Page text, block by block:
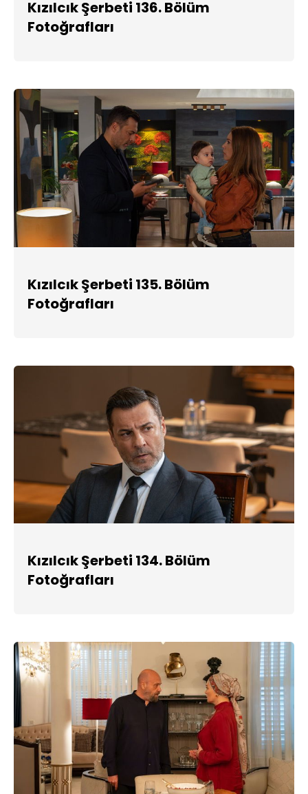
Kızılcık Şerbeti 136. Bölüm
Fotoğrafları
Kızılcık Şerbeti 135. Bölüm
Fotoğrafları
Kızılcık Şerbeti 134. Bölüm
Fotoğrafları